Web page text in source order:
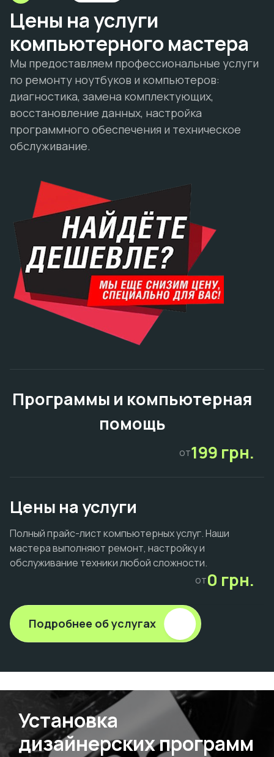
Цены на услуги
компьютерного мастера
Мы предоставляем профессиональные услуги
по ремонту ноутбуков и компьютеров:
диагностика, замена комплектующих,
восстановление данных, настройка
программного обеспечения и техническое
обслуживание.
Программы и компьютерная
помощь
от199 грн.
Цены на услуги
Полный прайс-лист компьютерных услуг. Наши
мастера выполняют ремонт, настройку и
обслуживание техники любой сложности.
от0 грн.
Подробнее об услугах
Установка
дизайнерских программ